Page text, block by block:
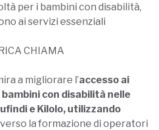
per i bambini con disabilità,
ai servizi essenziali
CHIAMA
a migliorare l’accesso ai
con disabilità nelle
e Kilolo, utilizzando
la formazione di operatori